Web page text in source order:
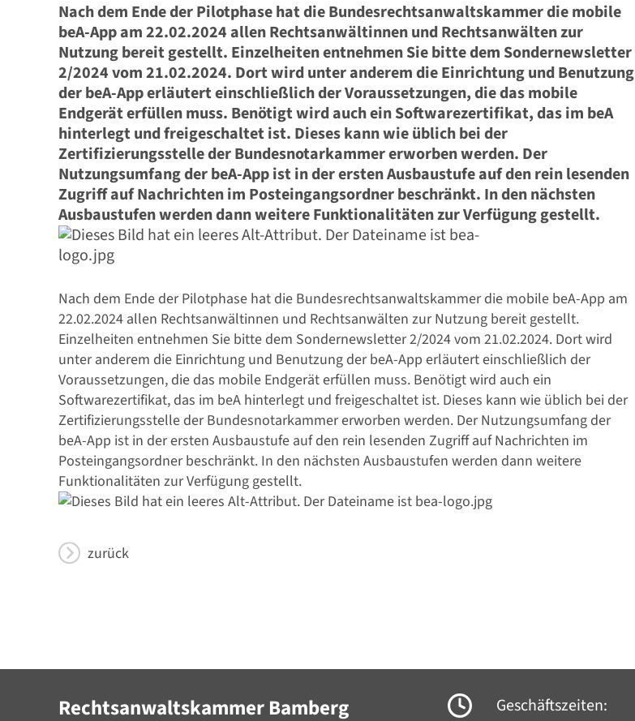
Stellenmarkt
Formulare zum Download
Nach dem Ende der Pilotphase hat die Bundesrechtsanwaltskammer die mobile
beA-App am 22.02.2024 allen Rechtsanwältinnen und Rechtsanwälten zur
Nutzung bereit gestellt. Einzelheiten entnehmen Sie bitte dem Sondernewsletter
2/2024 vom 21.02.2024. Dort wird unter anderem die Einrichtung und Benutzung
der beA-App erläutert einschließlich der Voraussetzungen, die das mobile
Endgerät erfüllen muss. Benötigt wird auch ein Softwarezertifikat, das im beA
hinterlegt und freigeschaltet ist. Dieses kann wie üblich bei der
Zertifizierungsstelle der Bundesnotarkammer erworben werden. Der
Nutzungsumfang der beA-App ist in der ersten Ausbaustufe auf den rein lesenden
Zugriff auf Nachrichten im Posteingangsordner beschränkt. In den nächsten
Ausbaustufen werden dann weitere Funktionalitäten zur Verfügung gestellt.
Nach dem Ende der Pilotphase hat die Bundesrechtsanwaltskammer die mobile beA-App am
22.02.2024 allen Rechtsanwältinnen und Rechtsanwälten zur Nutzung bereit gestellt.
Einzelheiten entnehmen Sie bitte dem Sondernewsletter 2/2024 vom 21.02.2024. Dort wird
unter anderem die Einrichtung und Benutzung der beA-App erläutert einschließlich der
Voraussetzungen, die das mobile Endgerät erfüllen muss. Benötigt wird auch ein
Softwarezertifikat, das im beA hinterlegt und freigeschaltet ist. Dieses kann wie üblich bei der
Zertifizierungsstelle der Bundesnotarkammer erworben werden. Der Nutzungsumfang der
beA-App ist in der ersten Ausbaustufe auf den rein lesenden Zugriff auf Nachrichten im
Posteingangsordner beschränkt. In den nächsten Ausbaustufen werden dann weitere
Funktionalitäten zur Verfügung gestellt.
zurück
Rechtsanwaltskammer Bamberg
Geschäftszeiten: